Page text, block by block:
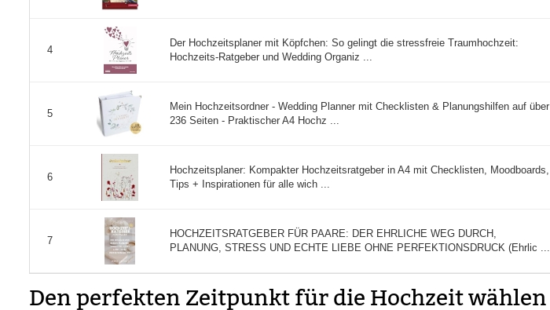
4
Der Hochzeitsplaner mit Köpfchen: So gelingt die stressfreie Traumhochzeit:
Hochzeits-Ratgeber und Wedding Organiz ...
5
Mein Hochzeitsordner - Wedding Planner mit Checklisten & Planungshilfen auf über
236 Seiten - Praktischer A4 Hochz ...
6
Hochzeitsplaner: Kompakter Hochzeitsratgeber in A4 mit Checklisten, Moodboards,
Tips + Inspirationen für alle wich ...
7
HOCHZEITSRATGEBER FÜR PAARE: DER EHRLICHE WEG DURCH,
PLANUNG, STRESS UND ECHTE LIEBE OHNE PERFEKTIONSDRUCK (Ehrlic ...
Den perfekten Zeitpunkt für die Hochzeit wählen